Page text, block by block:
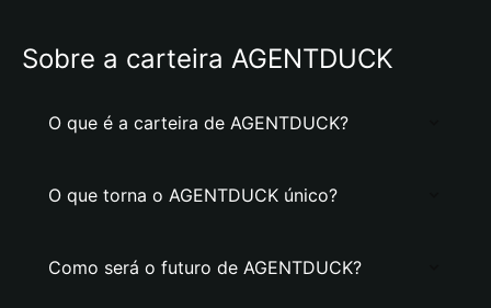
Sobre a carteira AGENTDUCK
O que é a carteira de AGENTDUCK?
O que torna o AGENTDUCK único?
Como será o futuro de AGENTDUCK?